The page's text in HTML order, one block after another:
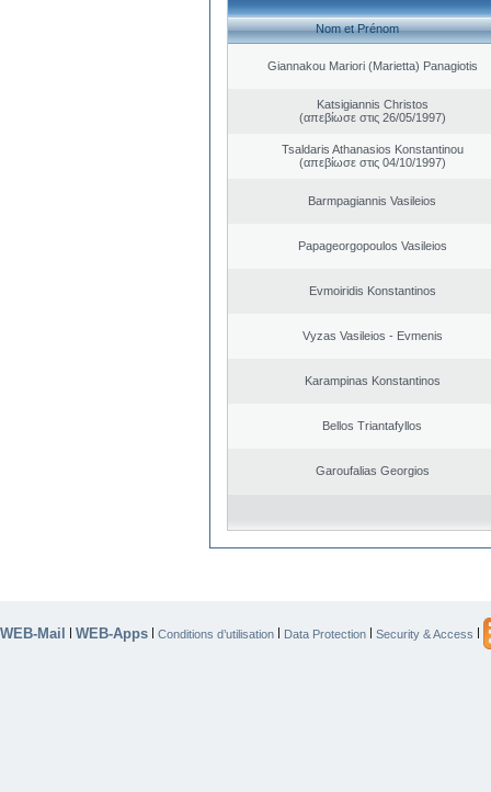
Nom et Prénom
Giannakou Mariori (Marietta) Panagiotis
Katsigiannis Christos
(απεβίωσε στις 26/05/1997)
Tsaldaris Athanasios Konstantinou
(απεβίωσε στις 04/10/1997)
Barmpagiannis Vasileios
Papageorgopoulos Vasileios
Evmoiridis Konstantinos
Vyzas Vasileios - Evmenis
Karampinas Konstantinos
Bellos Triantafyllos
Garoufalias Georgios
WEB-Mail | WEB-Apps | Conditions d’utilisation | Data Protection | Security & Access |